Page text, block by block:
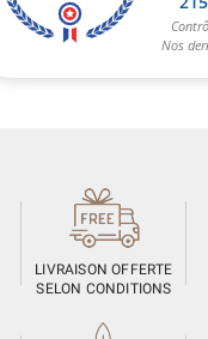
LIVRAISON OFFERTE
SELON CONDITIONS